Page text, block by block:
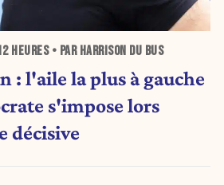
HEURES• PAR HARRISON DU BUS
: l'aile la plus à gauche
s'impose lors
décisive